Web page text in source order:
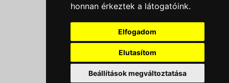
honnan érkeztek a látogatóink.
Elfogadom
Elutasítom
Beállítások megváltoztatása
Szakmai tippek / Újdonságok
Kapcsolat
Letölthető katalógusok
Rólunk
Szállítás